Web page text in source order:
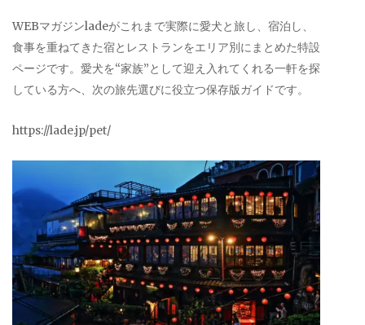
WEBマガジンladeがこれまで実際に愛犬と旅し、宿泊し、
食事を重ねてきた宿とレストランをエリア別にまとめた特設
ページです。愛犬を“家族”として迎え入れてくれる一軒を探
している方へ、次の旅先選びに役立つ保存版ガイドです。
https://lade.jp/pet/